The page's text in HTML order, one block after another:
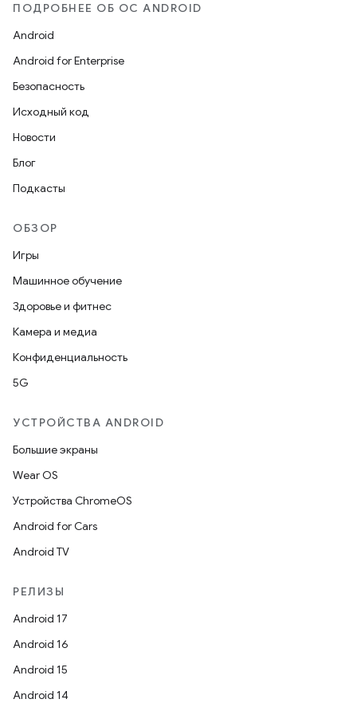
ПОДРОБНЕЕ ОБ ОС ANDROID
Android
Android for Enterprise
Безопасность
Исходный код
Новости
Блог
Подкасты
ОБЗОР
Игры
Машинное обучение
Здоровье и фитнес
Камера и медиа
Конфиденциальность
5G
УСТРОЙСТВА ANDROID
Большие экраны
Wear OS
Устройства ChromeOS
Android for Cars
Android TV
РЕЛИЗЫ
Android 17
Android 16
Android 15
Android 14